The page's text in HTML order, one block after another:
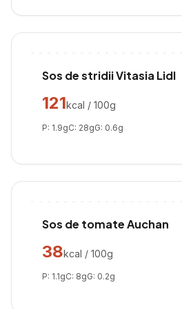
Sos de stridii Vitasia Lidl
121kcal / 100g
P: 1.9gC: 28gG: 0.6g
Sos de tomate Auchan
38kcal / 100g
P: 1.1gC: 8gG: 0.2g